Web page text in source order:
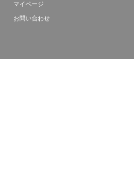
マイページ
お問い合わせ